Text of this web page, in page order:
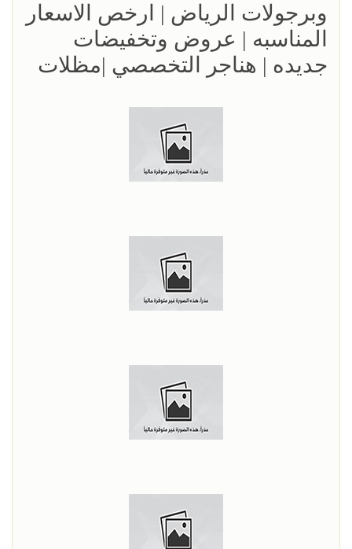
وبرجولات الرياض | ارخص الاسعار
المناسبه | عروض وتخفيضات
جديده | هناجر التخصصي |مظلات